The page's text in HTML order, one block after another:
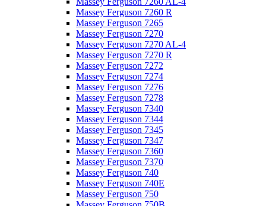
Massey Ferguson 7260 R
Massey Ferguson 7265
Massey Ferguson 7270
Massey Ferguson 7270 AL-4
Massey Ferguson 7270 R
Massey Ferguson 7272
Massey Ferguson 7274
Massey Ferguson 7276
Massey Ferguson 7278
Massey Ferguson 7340
Massey Ferguson 7344
Massey Ferguson 7345
Massey Ferguson 7347
Massey Ferguson 7360
Massey Ferguson 7370
Massey Ferguson 740
Massey Ferguson 740E
Massey Ferguson 750